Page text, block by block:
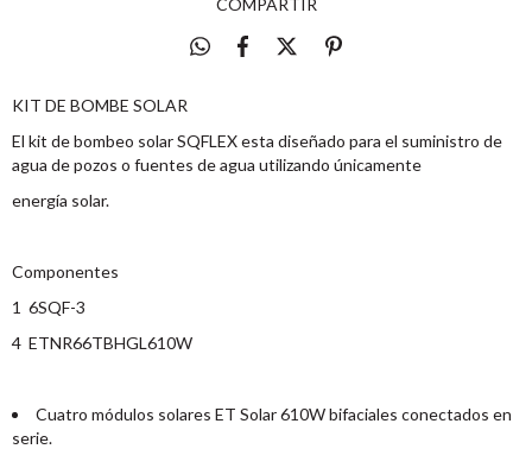
COMPARTIR
KIT DE BOMBE SOLAR
El kit de bombeo solar SQFLEX esta diseñado para el suministro de
agua de pozos o fuentes de agua utilizando únicamente
energía solar.
Componentes
1 6SQF-3
4 ETNR66TBHGL610W
Cuatro módulos solares ET Solar 610W bifaciales conectados en
serie.